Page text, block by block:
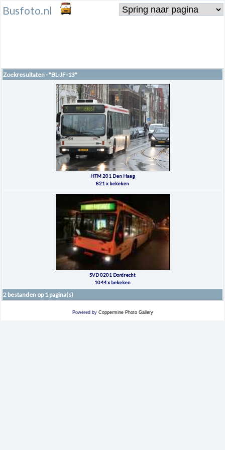
Busfoto.nl
Zoekresultaten - "BL-JF-13"
HTM 201 Den Haag
821 x bekeken
SVD 0201 Dordrecht
1044 x bekeken
2 bestanden op 1 pagina(s)
Powered by Coppermine Photo Gallery